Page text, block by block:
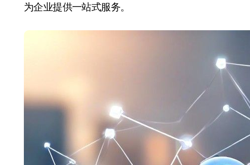
为企业提供一站式服务。